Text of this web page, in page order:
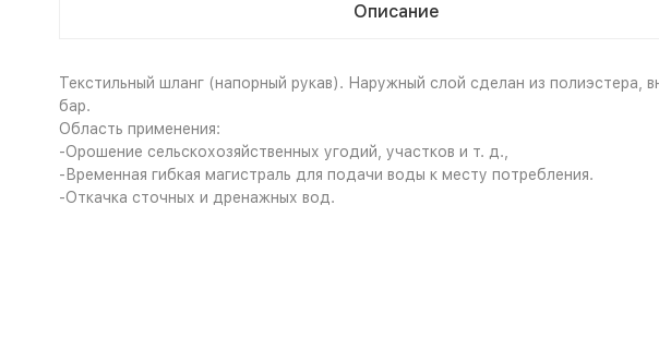
Описание
Текстильный шланг (напорный рукав). Наружный слой сделан из
бар.
Область применения:
-Орошение сельскохозяйственных угодий, участков и т. д.,
-Временная гибкая магистраль для подачи воды к месту потребления.
-Откачка сточных и дренажных вод.